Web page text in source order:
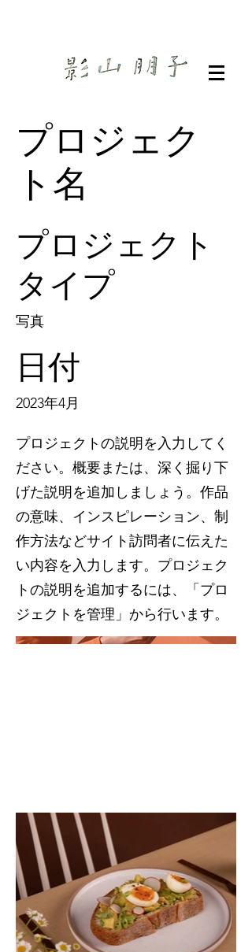
プロジェク
ト名
プロジェクト
タイプ
写真
日付
2023年4月
プロジェクトの説明を入力してく
ださい。概要または、深く掘り下
げた説明を追加しましょう。作品
の意味、インスピレーション、制
作方法などサイト訪問者に伝えた
い内容を入力します。プロジェク
トの説明を追加するには、「プロ
ジェクトを管理」から行います。